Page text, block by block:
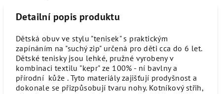
Detailní popis produktu
Dětská obuv ve stylu "tenisek" s praktickým
zapínáním na "suchý zip" určená pro děti cca do 6 let.
Dětské tenisky jsou lehké, pružné vyrobeny v
kombinaci textilu "kepr" ze 100% - ní bavlny a
přírodní kůže . Tyto materiály zajišťují prodyšnost a
dokonale se přizpůsobují tvaru nohy. Kotníkový střih,